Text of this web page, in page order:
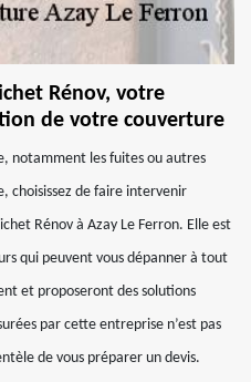
Rénov, votre
de votre couverture
notamment les fuites ou autres
choisissez de faire intervenir
Rénov à Azay Le Ferron. Elle est
qui peuvent vous dépanner à tout
et proposeront des solutions
par cette entreprise n’est pas
de vous préparer un devis.